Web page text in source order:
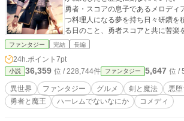
勇者・スコアの息子であるメロディ
つ料理人になる夢を持ち日々研鑽を積んで
る日のこと、勇者スコアと共に苦楽
大なる功績を納めた【八英女】の一
ていたという事実に心を躍らせるメ
は【八英女】は魔王の手によって悪
である。 魔王の『洗脳』によってサキュバスと化したドロ
マーは【八英女】たちが魔王を倒し
讐の機会を狙っていると告白するが… ※この作品は「小説家
ファンタジー 完結 長編
24h.ポイント 7pt
小説 36,359 位 / 228,744件 ファンタジー 5,647 位 /
異世界 ファンタジー グルメ 剣と魔法 悪堕
勇者と魔王
ハーレムでないなにか コメディ